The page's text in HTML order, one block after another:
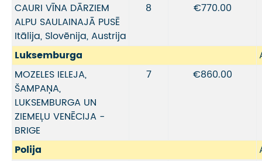
CAURI VĪNA DĀRZIEM
ALPU SAULAINAJĀ PUSĒ
Itālija, Slovēnija, Austrija
8 €770.00
Luksemburga
MOZELES IELEJA,
ŠAMPAŅA,
LUKSEMBURGA UN
ZIEMEĻU VENĒCIJA -
BRIGE
7 €860.00
Polija